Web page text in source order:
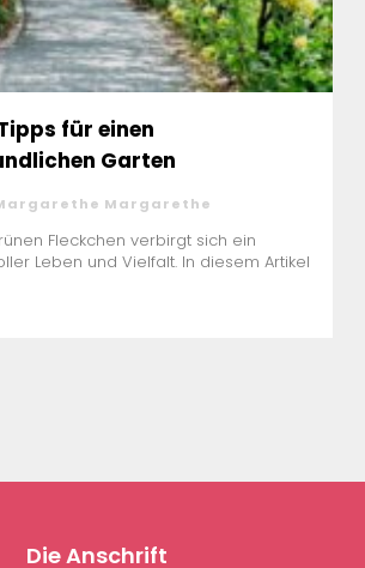
für einen
Garten
Margarethe
Fleckchen verbirgt sich ein
Leben und Vielfalt. In diesem Artikel
Die Anschrift